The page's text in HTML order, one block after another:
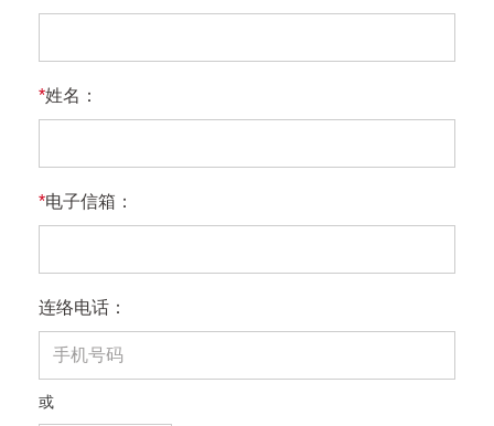
*姓名：
*电子信箱：
连络电话：
或